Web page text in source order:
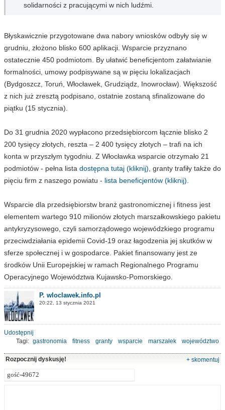
solidarności z pracującymi w nich ludźmi.
Błyskawicznie przygotowane dwa nabory wniosków odbyły się w
grudniu, złożono blisko 600 aplikacji. Wsparcie przyznano
ostatecznie 450 podmiotom. By ułatwić beneficjentom załatwianie
formalności, umowy podpisywane są w pięciu lokalizacjach
(Bydgoszcz, Toruń, Włocławek, Grudziądz, Inowrocław). Większość
z nich już zresztą podpisano, ostatnie zostaną sfinalizowane do
piątku (15 stycznia).
Do 31 grudnia 2020 wypłacono przedsiębiorcom łącznie blisko 2
200 tysięcy złotych, reszta – 2 400 tysięcy złotych – trafi na ich
konta w przyszłym tygodniu. Z Włocławka wsparcie otrzymało 21
podmiotów - pełna lista dostępna tutaj (kliknij) , granty trafiły także do
pięciu firm z naszego powiatu - lista beneficjentów (kliknij).
Wsparcie dla przedsiębiorstw branż gastronomicznej i fitness jest
elementem wartego 910 milionów złotych marszałkowskiego pakietu
antykryzysowego, czyli samorządowego wojewódzkiego programu
przeciwdziałania epidemii Covid-19 oraz łagodzenia jej skutków w
sferze społecznej i w gospodarce. Pakiet finansowany jest ze
środków Unii Europejskiej w ramach Regionalnego Programu
Operacyjnego Województwa Kujawsko-Pomorskiego.
P. wloclawek.info.pl
20:22, 13 stycznia 2021
Udostępnij
Tagi: gastronomia fitness granty wsparcie marszałek województwo
Rozpocznij dyskusję! + skomentuj